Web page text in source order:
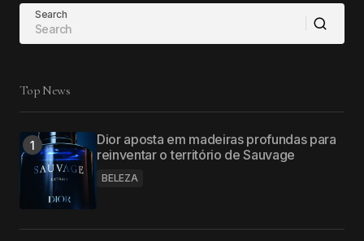
Search
Top News
Dior aposta em madeiras profundas para
reinventar o território de Sauvage
BELEZA